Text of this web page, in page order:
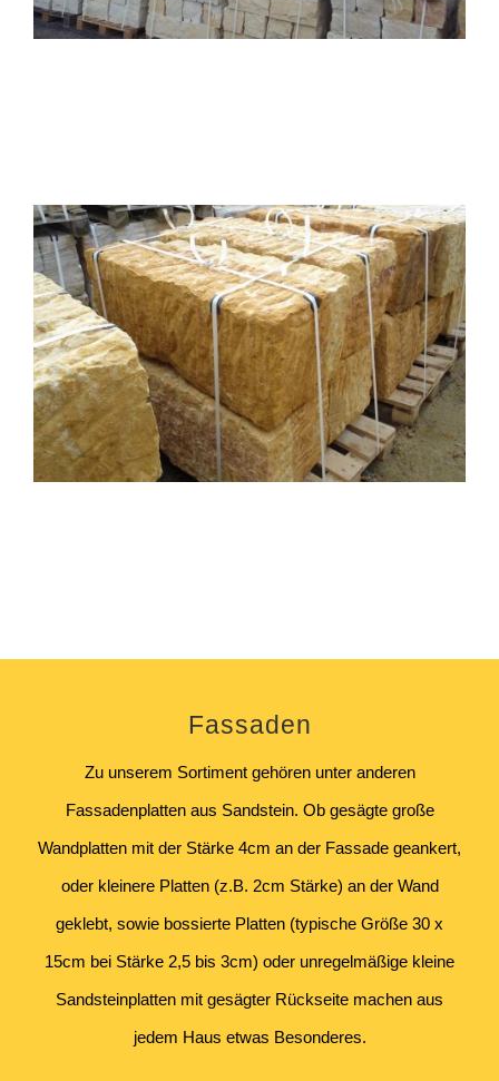
Fassaden
Zu unserem Sortiment gehören unter anderen
Fassadenplatten aus Sandstein. Ob gesägte große
Wandplatten mit der Stärke 4cm an der Fassade geankert,
oder kleinere Platten (z.B. 2cm Stärke) an der Wand
geklebt, sowie bossierte Platten (typische Größe 30 x
15cm bei Stärke 2,5 bis 3cm) oder unregelmäßige kleine
Sandsteinplatten mit gesägter Rückseite machen aus
jedem Haus etwas Besonderes.